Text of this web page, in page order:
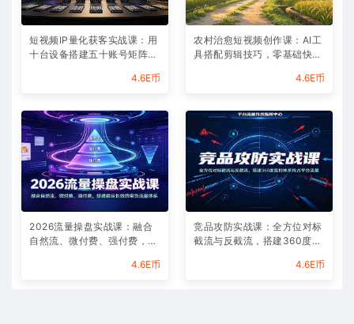
短视频IP量化获客实战课：用
十台设备搭建五十账号矩阵，
4.6E币
农村治愈短视频创作课：AI工
具搭配剪辑技巧，零基础快速
4.6E币
2026流量操盘实战课：融合
自然流、微付费、强付费，搭
4.6E币
竞品攻防实战课：全方位对标
截流与反截流，搭建360度监
4.6E币